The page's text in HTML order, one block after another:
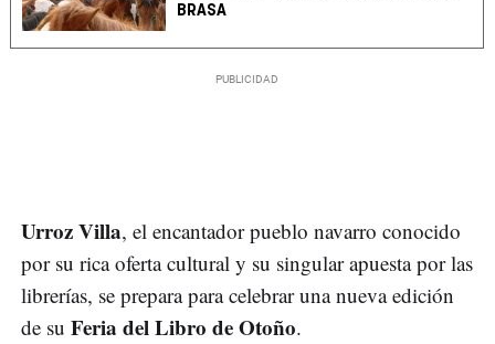
BRASA
Urroz Villa, el encantador pueblo navarro conocido
por su rica oferta cultural y su singular apuesta por las
librerías, se prepara para celebrar una nueva edición
de su Feria del Libro de Otoño.